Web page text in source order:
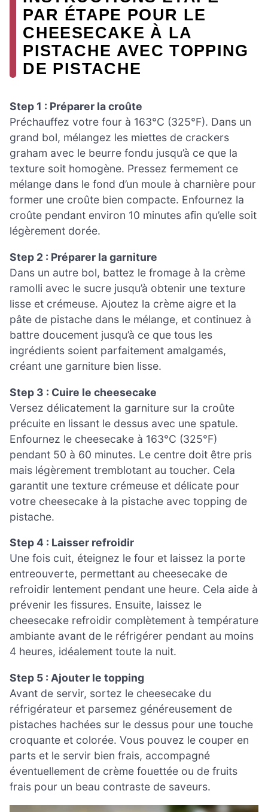
PAR ÉTAPE POUR LE
CHEESECAKE À LA
PISTACHE AVEC TOPPING
DE PISTACHE
Step 1 : Préparer la croûte
Préchauffez votre four à 163°C (325°F). Dans un
grand bol, mélangez les miettes de crackers
graham avec le beurre fondu jusqu’à ce que la
texture soit homogène. Pressez fermement ce
mélange dans le fond d’un moule à charnière pour
former une croûte bien compacte. Enfournez la
croûte pendant environ 10 minutes afin qu’elle soit
légèrement dorée.
Step 2 : Préparer la garniture
Dans un autre bol, battez le fromage à la crème
ramolli avec le sucre jusqu’à obtenir une texture
lisse et crémeuse. Ajoutez la crème aigre et la
pâte de pistache dans le mélange, et continuez à
battre doucement jusqu’à ce que tous les
ingrédients soient parfaitement amalgamés,
créant une garniture bien lisse.
Step 3 : Cuire le cheesecake
Versez délicatement la garniture sur la croûte
précuite en lissant le dessus avec une spatule.
Enfournez le cheesecake à 163°C (325°F)
pendant 50 à 60 minutes. Le centre doit être pris
mais légèrement tremblotant au toucher. Cela
garantit une texture crémeuse et délicate pour
votre cheesecake à la pistache avec topping de
pistache.
Step 4 : Laisser refroidir
Une fois cuit, éteignez le four et laissez la porte
entreouverte, permettant au cheesecake de
refroidir lentement pendant une heure. Cela aide à
prévenir les fissures. Ensuite, laissez le
cheesecake refroidir complètement à température
ambiante avant de le réfrigérer pendant au moins
4 heures, idéalement toute la nuit.
Step 5 : Ajouter le topping
Avant de servir, sortez le cheesecake du
réfrigérateur et parsemez généreusement de
pistaches hachées sur le dessus pour une touche
croquante et colorée. Vous pouvez le couper en
parts et le servir bien frais, accompagné
éventuellement de crème fouettée ou de fruits
frais pour un beau contraste de saveurs.